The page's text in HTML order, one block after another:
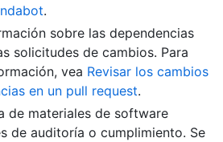
.
sobre las dependencias
solicitudes de cambios. Para
vea Revisar los cambios
en un pull request.
de materiales de software
de auditoría o cumplimiento. Se